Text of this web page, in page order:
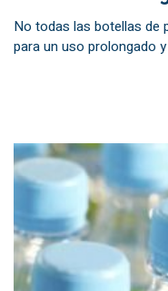
No todas las botellas de
para un uso prolongado